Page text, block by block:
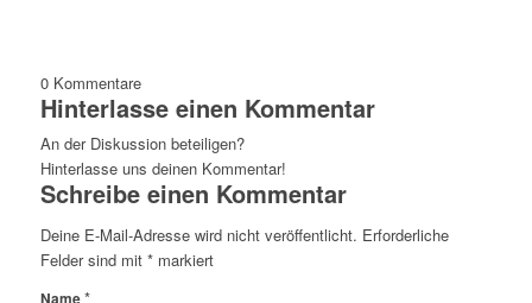
0 Kommentare
Hinterlasse einen Kommentar
An der Diskussion beteiligen?
Hinterlasse uns deinen Kommentar!
Schreibe einen Kommentar
Deine E-Mail-Adresse wird nicht veröffentlicht. Erforderliche
Felder sind mit *markiert
*